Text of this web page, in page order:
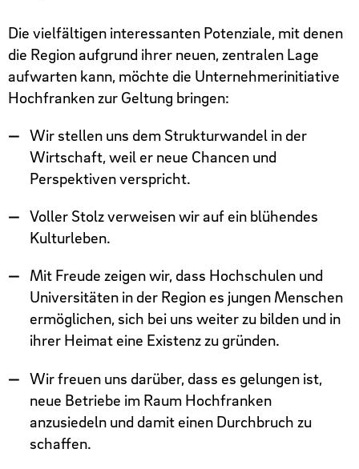
Die vielfältigen interessanten Potenziale, mit denen
die Region aufgrund ihrer neuen, zentralen Lage
aufwarten kann, möchte die Unternehmerinitiative
Hochfranken zur Geltung bringen:
Wir stellen uns dem Strukturwandel in der
Wirtschaft, weil er neue Chancen und
Perspektiven verspricht.
Voller Stolz verweisen wir auf ein blühendes
Kulturleben.
Mit Freude zeigen wir, dass Hochschulen und
Universitäten in der Region es jungen Menschen
ermöglichen, sich bei uns weiter zu bilden und in
ihrer Heimat eine Existenz zu gründen.
Wir freuen uns darüber, dass es gelungen ist,
neue Betriebe im Raum Hochfranken
anzusiedeln und damit einen Durchbruch zu
schaffen.